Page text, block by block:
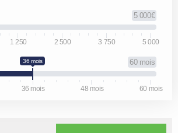
5 000€
1 250 2 500 3 750 5 000
60 mois
36 mois
36 mois 48 mois 60 mois